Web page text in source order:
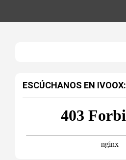
ESCÚCHANOS EN IVOOX: